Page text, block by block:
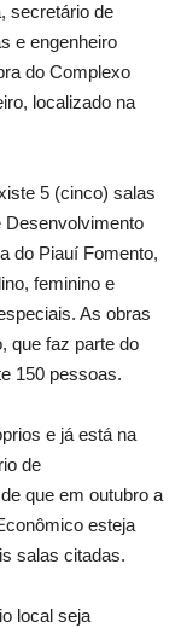
secretário de
e engenheiro
do Complexo
localizado na
5 (cinco) salas
Desenvolvimento
do Piauí Fomento,
feminino e
As obras
que faz parte do
150 pessoas.
e já está na
de
que em outubro a
esteja
salas citadas.
local seja